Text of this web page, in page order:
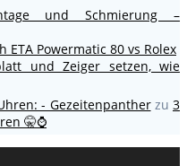
und Schmierung –
ETA Powermatic 80 vs Rolex
und Zeiger setzen, wie
- Gezeitenpantherzu 3
🤫⌚